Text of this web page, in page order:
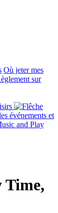
Où jeter mes
sur
événements et
and Play
Time,